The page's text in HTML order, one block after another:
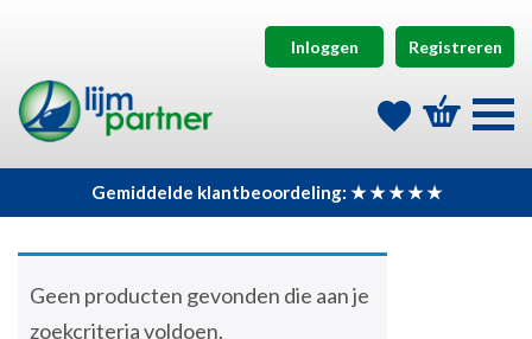
Inloggen Registreren
Gemiddelde klantbeoordeling: ★ ★ ★ ★ ★
Geen producten gevonden die aan je
zoekcriteria voldoen.